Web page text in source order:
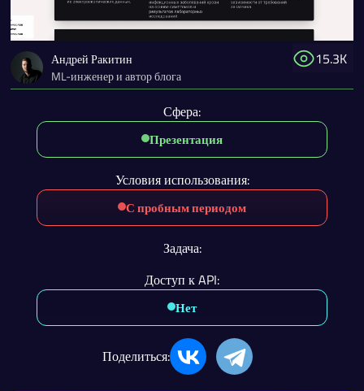
15.3K
Андрей Ракитин
ML-инженер и автор блога
Сфера:
Презентация
Условия использования:
С пробным периодом
Задача:
Доступ к API:
Нет
Поделиться: